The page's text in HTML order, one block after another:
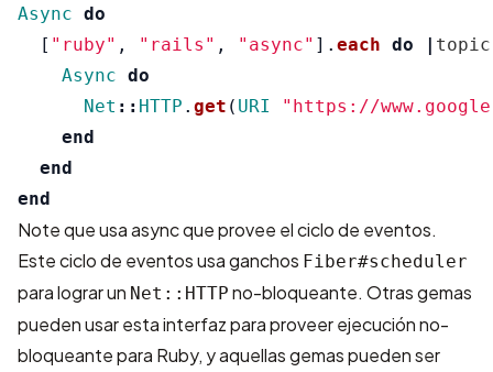
Async do
[ "ruby" , "rails" , "async" ]. each do | topic
Async do
Net :: HTTP . get ( URI
"https://
end
end
end
Note que usaasyncque provee el ciclo de eventos.
Este ciclo de eventos usa ganchos Fiber#scheduler
para lograr un Net::HTTP no-bloqueante. Otras gemas
pueden usar esta interfaz para proveer ejecución no-
bloqueante para Ruby, y aquellas gemas pueden ser